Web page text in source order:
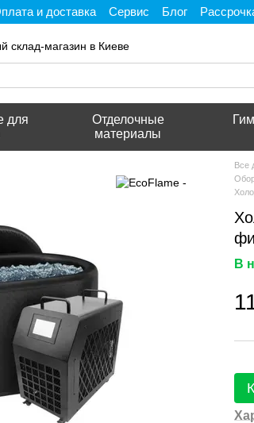
и доставка Сервис Блог
склад-магазин в Киеве
для
Отделочные
материалы
Все
В